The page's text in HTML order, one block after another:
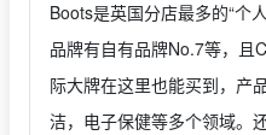
Boots是英国分店最多的“个
品牌有自有品牌No.7等，且
际大牌在这里也能买到，产
洁，电子保健等多个领域。